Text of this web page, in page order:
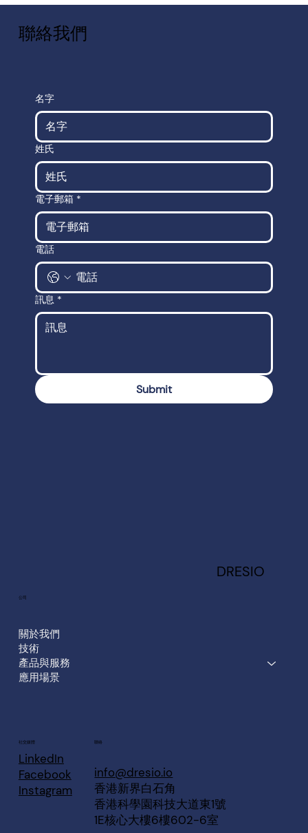
聯絡我們
名字
姓氏
電子郵箱 *
電話
訊息 *
Submit
DRESIO
關於我們
技術
產品與服務
應用場景
​公司
​社交媒體
LinkedIn
Facebook
Instagram
聯絡
info@dresio.io
香港新界白石角
香港科學園科技大道東1號
1E核心大樓6樓602-6室